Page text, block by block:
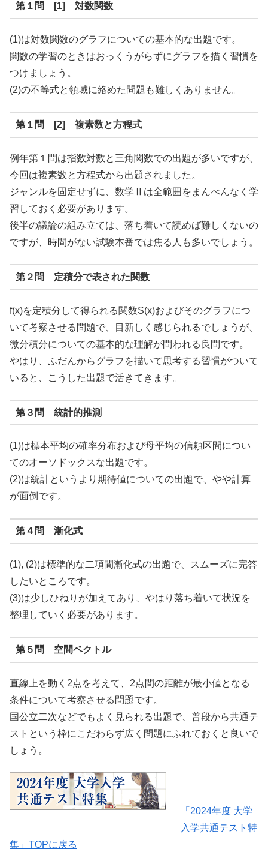
第１問 [1] 対数関数
(1)は対数関数のグラフについての基本的な出題です。
関数の学習のときはおっくうがらずにグラフを描く習慣を
つけましょう。
(2)の不等式と領域に絡めた問題も難しくありません。
第１問 [2] 複素数と方程式
例年第１問は指数対数と三角関数での出題が多いですが、
今回は複素数と方程式から出題されました。
ジャンルを固定せずに、数学Ⅱは全範囲をまんべんなく学
習しておく必要があります。
後半の議論の組み立ては、落ち着いて読めば難しくないの
ですが、時間がない試験本番では焦る人も多いでしょう。
第２問 定積分で表された関数
f(x)を定積分して得られる関数S(x)およびそのグラフにつ
いて考察させる問題で、目新しく感じられるでしょうが、
微分積分についての基本的な理解が問われる良問です。
やはり、ふだんからグラフを描いて思考する習慣がついて
いると、こうした出題で活きてきます。
第３問 統計的推測
(1)は標本平均の確率分布および母平均の信頼区間につい
てのオーソドックスな出題です。
(2)は統計というより期待値についての出題で、やや計算
が面倒です。
第４問 漸化式
(1), (2)は標準的な二項間漸化式の出題で、スムーズに完答
したいところです。
(3)は少しひねりが加えてあり、やはり落ち着いて状況を
整理していく必要があります。
第５問 空間ベクトル
直線上を動く2点を考えて、2点間の距離が最小値となる
条件について考察させる問題です。
国公立二次などでもよく見られる出題で、普段から共通テ
ストという枠にこだわらず広く問題にふれておくと良いで
しょう。
「2024年度 大学
入学共通テスト特
集」TOPに戻る